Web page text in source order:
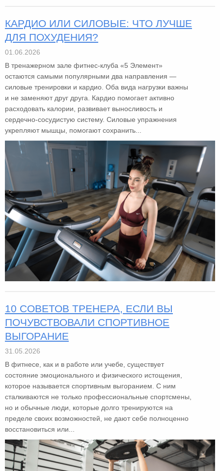
КАРДИО ИЛИ СИЛОВЫЕ: ЧТО ЛУЧШЕ
ДЛЯ ПОХУДЕНИЯ?
01.06.2026
В тренажерном зале фитнес-клуба «5 Элемент»
остаются самыми популярными два направления —
силовые тренировки и кардио. Оба вида нагрузки важны
и не заменяют друг друга. Кардио помогает активно
расходовать калории, развивает выносливость и
сердечно-сосудистую систему. Силовые упражнения
укрепляют мышцы, помогают сохранить...
10 СОВЕТОВ ТРЕНЕРА, ЕСЛИ ВЫ
ПОЧУВСТВОВАЛИ СПОРТИВНОЕ
ВЫГОРАНИЕ
31.05.2026
В фитнесе, как и в работе или учебе, существует
состояние эмоционального и физического истощения,
которое называется спортивным выгоранием. С ним
сталкиваются не только профессиональные спортсмены,
но и обычные люди, которые долго тренируются на
пределе своих возможностей, не дают себе полноценно
восстановиться или...